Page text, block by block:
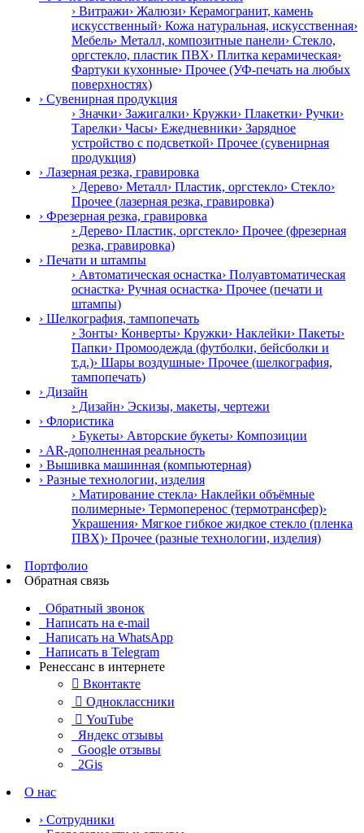
› Витражи› Жалюзи› Керамогранит, камень
искусственный› Кожа натуральная, искусственная›
Мебель› Металл, композитные панели› Стекло,
оргстекло, пластик ПВХ› Плитка керамическая›
Фартуки кухонные› Прочее (УФ-печать на любых
поверхностях)
› Сувенирная продукция
› Значки› Зажигалки› Кружки› Плакетки› Ручки›
Тарелки› Часы› Ежедневники› Зарядное
устройство с подсветкой› Прочее (сувенирная
продукция)
› Лазерная резка, гравировка
› Дерево› Металл› Пластик, оргстекло› Стекло›
Прочее (лазерная резка, гравировка)
› Фрезерная резка, гравировка
› Дерево› Пластик, оргстекло› Прочее (фрезерная
резка, гравировка)
› Печати и штампы
› Автоматическая оснастка› Полуавтоматическая
оснастка› Ручная оснастка› Прочее (печати и
штампы)
› Шелкография, тампопечать
› Зонты› Конверты› Кружки› Наклейки› Пакеты›
Папки› Промоодежда (футболки, бейсболки и
т.д.)› Шары воздушные› Прочее (шелкография,
тампопечать)
› Дизайн
› Дизайн› Эскизы, макеты, чертежи
› Флористика
› Букеты› Авторские букеты› Композиции
› AR-дополненная реальность
› Вышивка машинная (компьютерная)
› Разные технологии, изделия
› Матирование стекла› Наклейки объёмные
полимерные› Термоперенос (термотрансфер)›
Украшения› Мягкое гибкое жидкое стекло (пленка
ПВХ)› Прочее (разные технологии, изделия)
Портфолио
Обратная связь
Обратный звонок
Написать на e-mail
Написать на WhatsApp
Написать в Telegram
Ренессанс в интернете
 Вконтакте
 Одноклассники
 YouTube
Яндекс отзывы
Google отзывы
2Gis
О нас
› Сотрудники